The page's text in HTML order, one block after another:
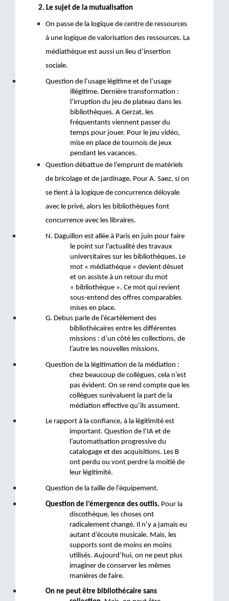
2. Le sujet de la mutualisation
On passe de la logique de centre de ressources
à une logique de valorisation des ressources. La
médiathèque est aussi un lieu d’insertion
sociale.
Question de l’usage légitime et de l’usage
illégitime. Dernière transformation :
l’irruption du jeu de plateau dans les
bibliothèques. A Gerzat, les
fréquentants viennent passer du
temps pour jouer. Pour le jeu vidéo,
mise en place de tournois de jeux
pendant les vacances.
Question débattue de l’emprunt de matériels
de bricolage et de jardinage. Pour A. Saez, si on
se tient à la logique de concurrence déloyale
avec le privé, alors les bibliothèques font
concurrence avec les libraires.
N. Daguillon est allée à Paris en juin pour faire
le point sur l’actualité des travaux
universitaires sur les bibliothèques. Le
mot « médiathèque » devient désuet
et on assiste à un retour du mot
« bibliothèque ». Ce mot qui revient
sous-entend des offres comparables
mises en place.
G. Debus parle de l’écartèlement des
bibliothécaires entre les différentes
missions : d’un côté les collections, de
l’autre les nouvelles missions.
Question de la légitimation de la médiation :
chez beaucoup de collègues, cela n’est
pas évident. On se rend compte que les
collègues surévaluent la part de la
médiation effective qu’ils assument.
Le rapport à la confiance, à la légitimité est
important. Question de l’IA et de
l’automatisation progressive du
catalogage et des acquisitions. Les B
ont perdu ou vont perdre la moitié de
leur légitimité.
Question de la taille de l’équipement.
Question de l’émergence des outils. Pour la
discothèque, les choses ont
radicalement changé. Il n’y a jamais eu
autant d’écoute musicale. Mais, les
supports sont de moins en moins
utilisés. Aujourd’hui, on ne peut plus
imaginer de conserver les mêmes
manières de faire.
On ne peut être bibliothécaire sans